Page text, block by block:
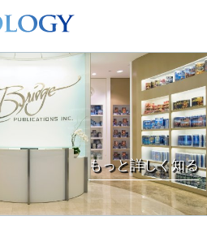
もっと詳しく知る